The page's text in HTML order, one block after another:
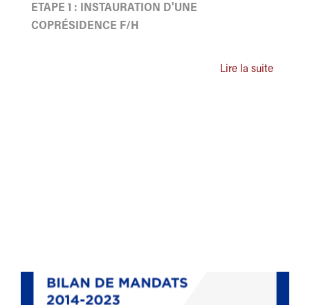
ETAPE 1 : INSTAURATION D'UNE
COPRÉSIDENCE F/H
Lire la suite